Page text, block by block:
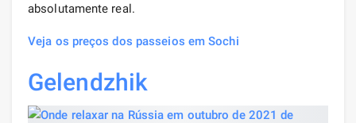
absolutamente real.
Veja os preços dos passeios em Sochi
Gelendzhik